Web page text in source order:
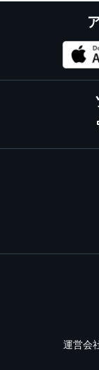
運営会